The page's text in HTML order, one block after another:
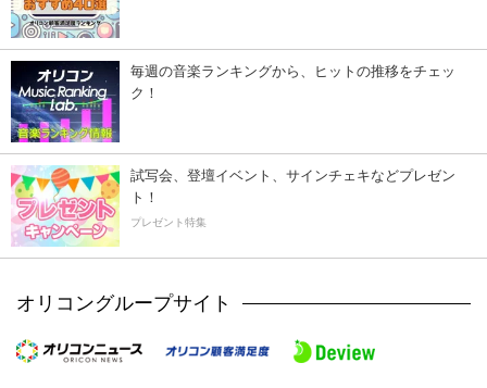
毎週の音楽ランキングから、ヒットの推移をチェッ
ク！
試写会、登壇イベント、サインチェキなどプレゼン
ト！
プレゼント特集
オリコングループサイト